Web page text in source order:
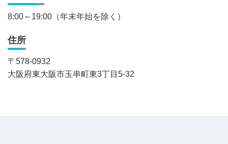
8:00～19:00（年末年始を除く）
住所
〒 578-0932
大阪府東大阪市玉串町東3丁目5-32